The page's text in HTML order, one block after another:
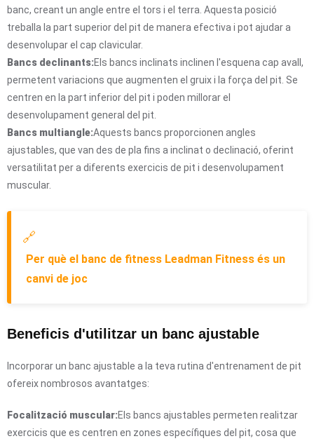
banc, creant un angle entre el tors i el terra. Aquesta posició
treballa la part superior del pit de manera efectiva i pot ajudar a
desenvolupar el cap clavicular.
Bancs declinants:Els bancs inclinats inclinen l'esquena cap avall,
permetent variacions que augmenten el gruix i la força del pit. Se
centren en la part inferior del pit i poden millorar el
desenvolupament general del pit.
Bancs multiangle:Aquests bancs proporcionen angles
ajustables, que van des de pla fins a inclinat o declinació, oferint
versatilitat per a diferents exercicis de pit i desenvolupament
muscular.
🔗
Per què el banc de fitness Leadman Fitness és un
canvi de joc
Beneficis d'utilitzar un banc ajustable
Incorporar un banc ajustable a la teva rutina d'entrenament de pit
ofereix nombrosos avantatges:
Focalització muscular:Els bancs ajustables permeten realitzar
exercicis que es centren en zones específiques del pit, cosa que